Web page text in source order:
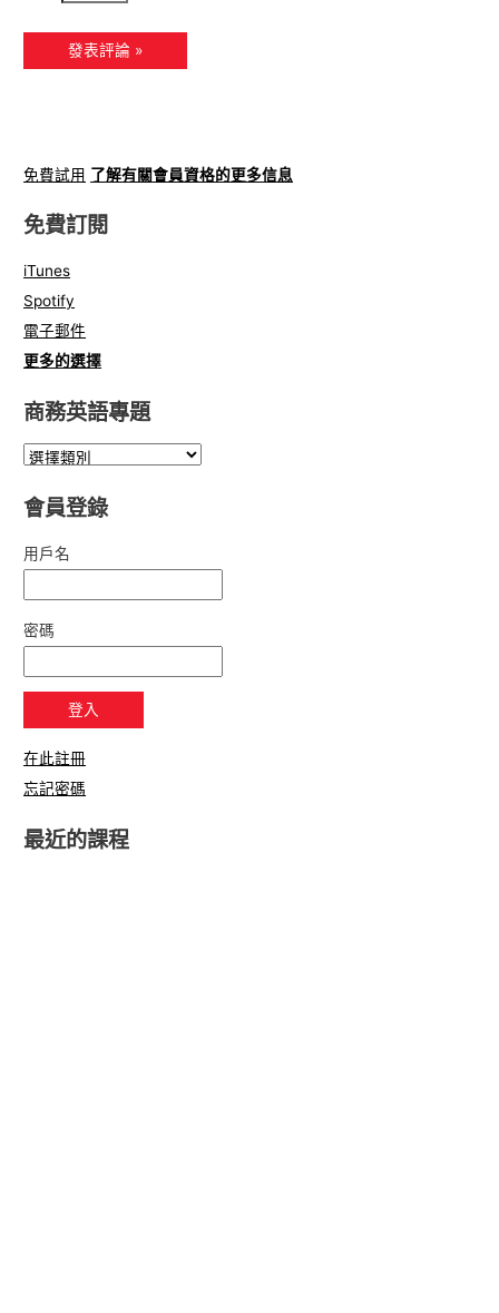
免費試用 了解有關會員資格的更多信息
免費訂閱
iTunes
Spotify
電子郵件
更多的選擇
商務英語專題
會員登錄
用戶名
密碼
在此註冊
忘記密碼
最近的課程